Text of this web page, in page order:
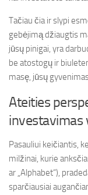
Tačiau čia ir slypi
gebėjimą džiaugtis
jūsų pinigai, yra
be atostogų ir
masę, jūsų
Ateities
investavimas
Pasauliui keičiantis,
milžinai, kurie
ar „Alphabet“),
sparčiausiai